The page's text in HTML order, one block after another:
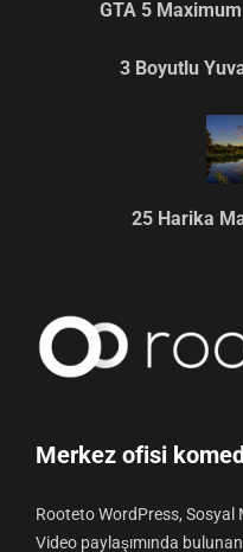
GTA 5
3 Boyutlu
25 Harika
Merkez ofisi
Rooteto WordPress, Sosyal
Video paylaşımında